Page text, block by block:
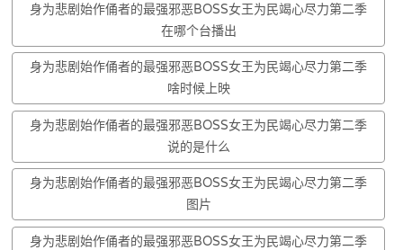
身为悲剧始作俑者的最强邪恶BOSS女王为民竭心尽力第二季
在哪个台播出
身为悲剧始作俑者的最强邪恶BOSS女王为民竭心尽力第二季
啥时候上映
身为悲剧始作俑者的最强邪恶BOSS女王为民竭心尽力第二季
说的是什么
身为悲剧始作俑者的最强邪恶BOSS女王为民竭心尽力第二季
图片
身为悲剧始作俑者的最强邪恶BOSS女王为民竭心尽力第二季